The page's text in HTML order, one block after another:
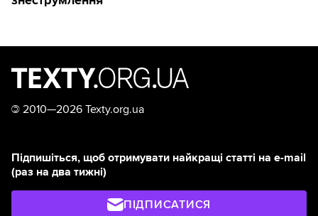
© 2010—2026 Texty.org.ua
Підпишіться, щоб отримувати найкращі статті на e-mail
(раз на два тижні)
ПІДПИСАТИСЯ